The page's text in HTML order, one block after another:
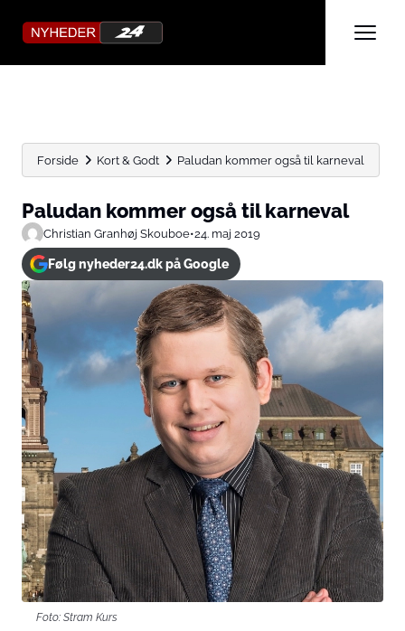
Forside Kort & Godt Paludan kommer også til karneval
Paludan kommer også til karneval
Christian Granhøj Skouboe•24. maj 2019
Følg nyheder24.dk på Google
Foto: Stram Kurs